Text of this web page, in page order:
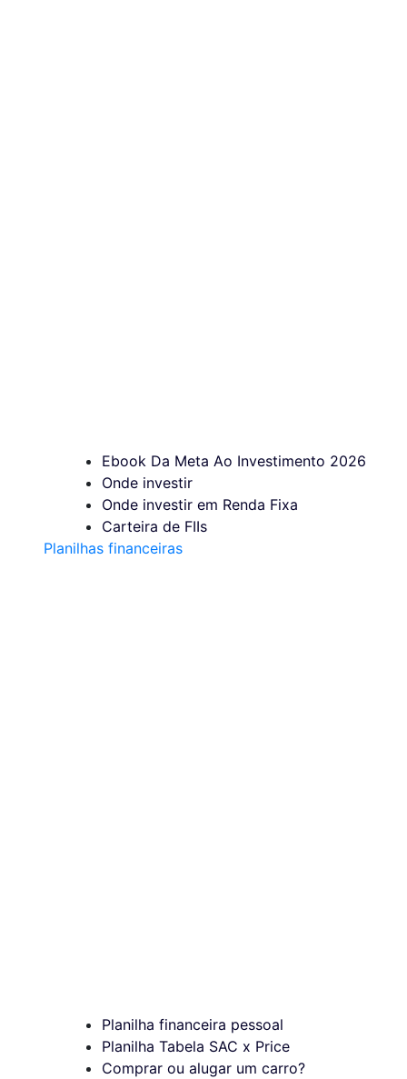
Ebook Da Meta Ao Investimento 2026
Onde investir
Onde investir em Renda Fixa
Carteira de FIIs
Planilhas financeiras
Planilha financeira pessoal
Planilha Tabela SAC x Price
Comprar ou alugar um carro?